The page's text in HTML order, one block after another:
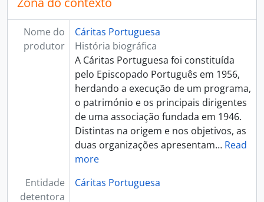
[Documento composto] 023 - Siria, 2014 - 2015
[Documento composto] 024 - Somália, 2012
[Documento composto] 025 - Sudeste Asiático - tsunami de 2004, 2006
[Documento composto] 026 - Sudeste Asiático - tsunami de 2004, 2004 - 2005
[Série] 008 - Apoio a vítimas de incêndios, 2016 - 2019
[Subsecção] D - Ajuda alimentar, 1956 - 2014
[Subsecção] E - Setor Social de Emigração, 1959 - 1979
[Subsecção] F - Habitação e equipamentos coletivos, 1950 - 1975
[Subsecção] G - Postos de trabalho, 1974 - 1994
[Subsecção] H - Centros de dia para a terceira idade, 1977 - 1997
[Subsecção] I - Atividade editorial, 1964 - 2019
[Subsecção] J - Animação da pastoral social, 1982 - 2019
[Subsecção] L - Cooperação para o desenvolvimento, 1981 - 2019
[Subsecção] M - Formação e qualificação profissional, 1985 - 2017
Nome do
produtor
Cáritas Portuguesa
História biográfica
A Cáritas Portuguesa foi constituída
pelo Episcopado Português em 1956,
herdando a execução de um programa,
o património e os principais dirigentes
de uma associação fundada em 1946.
Distintas na origem e nos objetivos, as
duas organizações apresentam… Read
more
Entidade
detentora
Cáritas Portuguesa